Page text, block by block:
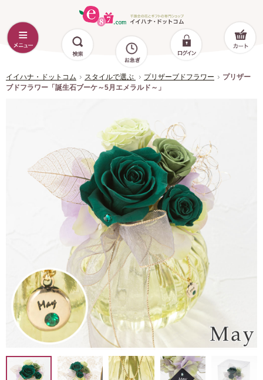
イイハナ・ドットコム スタイルで選ぶ プリザーブドフラワー
プリザー
ブドフラワー「誕生石ブーケ～5月エメラルド～」